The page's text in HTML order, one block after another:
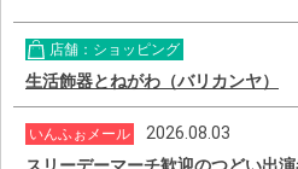
店舗：ショッピング
生活飾器とねがわ（バリカンヤ）
いんふぉメール
2026.08.03